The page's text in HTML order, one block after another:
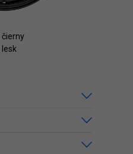
čierny
lesk